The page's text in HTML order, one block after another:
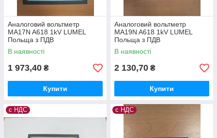
Аналоговий вольтметр
MA17N A618 1kV LUMEL
Польща з ПДВ
В наявності
1 973,40 ₴
Купити
Аналоговий вольтметр
MA19N A618 1kV LUMEL
Польща з ПДВ
В наявності
2 130,70 ₴
Купити
с НДС с НДС